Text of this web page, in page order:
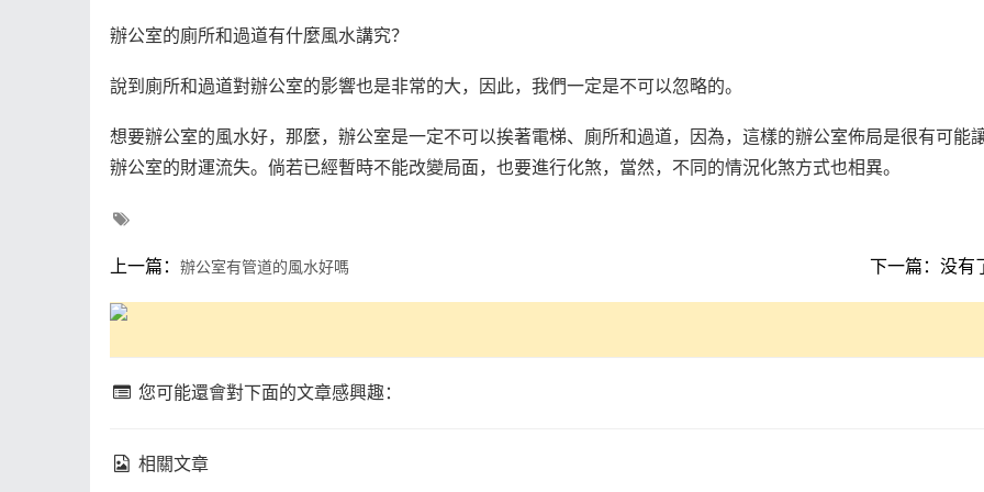
辦公室的廁所和過道有什麼風水講究？
說到廁所和過道對辦公室的影響也是非常的大，因此，我們一定是不可以忽略的。
想要辦公室的風水好，那麼，辦公室是一定不可以挨著電梯、廁所和過道，因為，這樣的辦公室佈局是很有可能
辦公室的財運流失。倘若已經暫時不能改變局面，也要進行化煞，當然，不同的情況化煞方式也相異。
上一篇： 辦公室有管道的風水好嗎 下一篇：没有
您可能還會對下面的文章感興趣：
相關文章